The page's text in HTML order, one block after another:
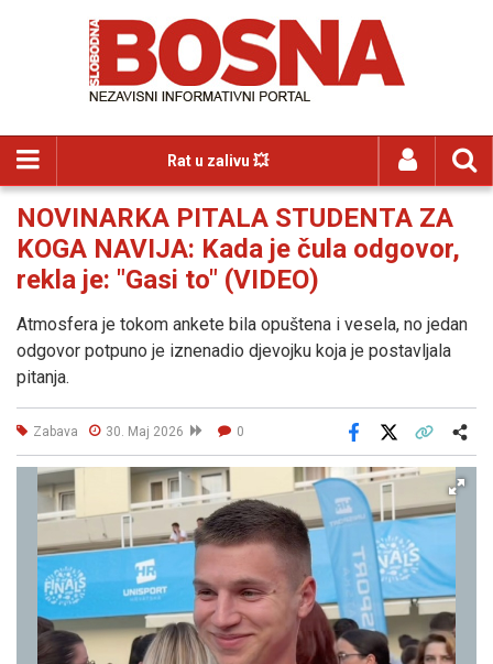
Rat u zalivu 💥
NOVINARKA PITALA STUDENTA ZA
KOGA NAVIJA: Kada je čula odgovor,
rekla je: "Gasi to" (VIDEO)
Atmosfera je tokom ankete bila opuštena i vesela, no jedan
odgovor potpuno je iznenadio djevojku koja je postavljala
pitanja.
Zabava 30. Maj 2026 0
Facebook